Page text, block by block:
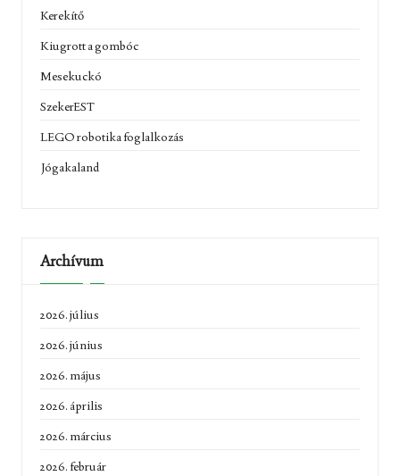
Kerekítő
Kiugrott a gombóc
Mesekuckó
SzekerEST
LEGO robotika foglalkozás
Jógakaland
Archívum
2026. július
2026. június
2026. május
2026. április
2026. március
2026. február